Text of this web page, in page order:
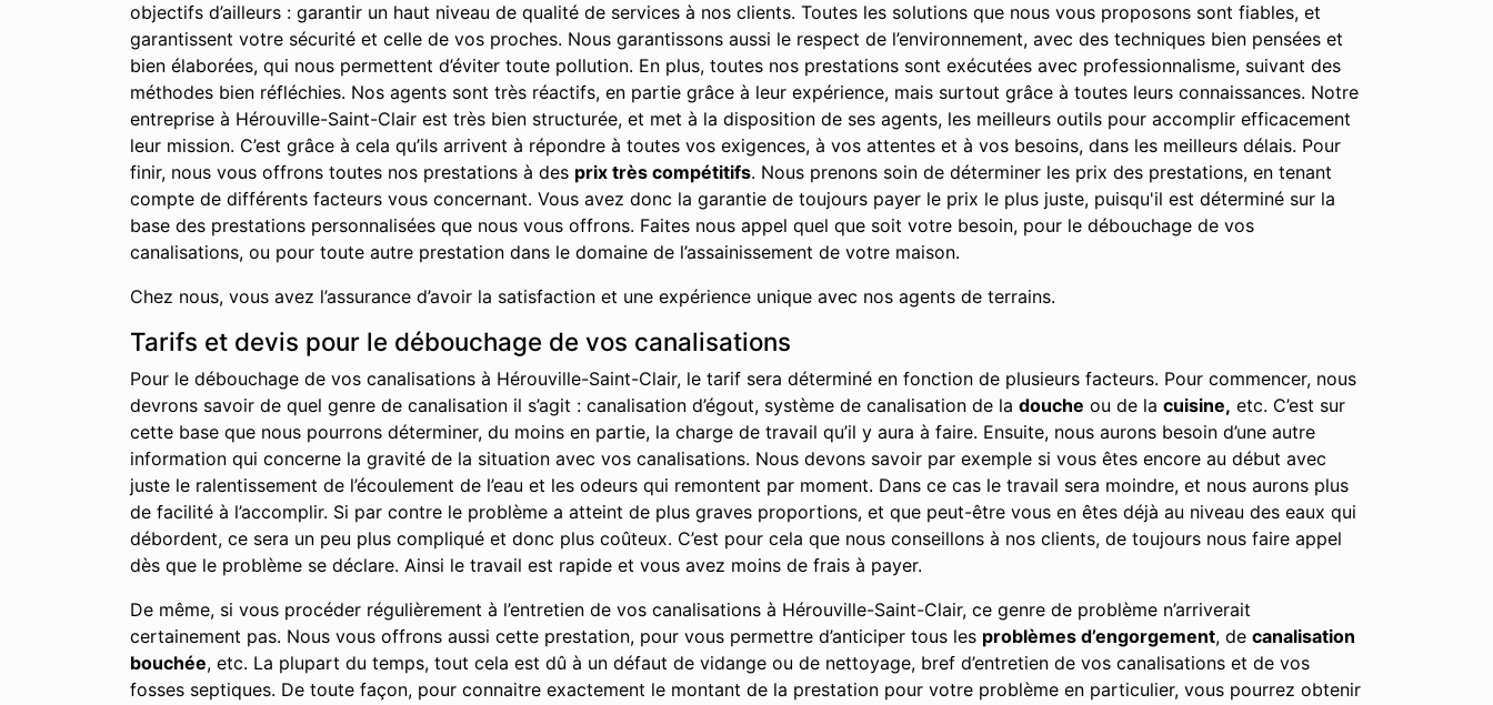
objectifs d’ailleurs : garantir un haut niveau de qualité de services à nos clients. Toutes les solutions que nous vous proposons sont fiables, et
garantissent votre sécurité et celle de vos proches. Nous garantissons aussi le respect de l’environnement, avec des techniques bien pensées et
bien élaborées, qui nous permettent d’éviter toute pollution. En plus, toutes nos prestations sont exécutées avec professionnalisme, suivant des
méthodes bien réfléchies. Nos agents sont très réactifs, en partie grâce à leur expérience, mais surtout grâce à toutes leurs connaissances. Notre
entreprise à Hérouville-Saint-Clair est très bien structurée, et met à la disposition de ses agents, les meilleurs outils pour accomplir efficacement
leur mission. C’est grâce à cela qu’ils arrivent à répondre à toutes vos exigences, à vos attentes et à vos besoins, dans les meilleurs délais. Pour
finir, nous vous offrons toutes nos prestations à des prix très compétitifs. Nous prenons soin de déterminer les prix des prestations, en tenant
compte de différents facteurs vous concernant. Vous avez donc la garantie de toujours payer le prix le plus juste, puisqu'il est déterminé sur la
base des prestations personnalisées que nous vous offrons. Faites nous appel quel que soit votre besoin, pour le débouchage de vos
canalisations, ou pour toute autre prestation dans le domaine de l’assainissement de votre maison.
Chez nous, vous avez l’assurance d’avoir la satisfaction et une expérience unique avec nos agents de terrains.
Tarifs et devis pour le débouchage de vos canalisations
Pour le débouchage de vos canalisations à Hérouville-Saint-Clair, le tarif sera déterminé en fonction de plusieurs facteurs. Pour commencer, nous
devrons savoir de quel genre de canalisation il s’agit : canalisation d’égout, système de canalisation de la douche ou de la cuisine, etc. C’est sur
cette base que nous pourrons déterminer, du moins en partie, la charge de travail qu’il y aura à faire. Ensuite, nous aurons besoin d’une autre
information qui concerne la gravité de la situation avec vos canalisations. Nous devons savoir par exemple si vous êtes encore au début avec
juste le ralentissement de l’écoulement de l’eau et les odeurs qui remontent par moment. Dans ce cas le travail sera moindre, et nous aurons plus
de facilité à l’accomplir. Si par contre le problème a atteint de plus graves proportions, et que peut-être vous en êtes déjà au niveau des eaux qui
débordent, ce sera un peu plus compliqué et donc plus coûteux. C’est pour cela que nous conseillons à nos clients, de toujours nous faire appel
dès que le problème se déclare. Ainsi le travail est rapide et vous avez moins de frais à payer.
De même, si vous procéder régulièrement à l’entretien de vos canalisations à Hérouville-Saint-Clair, ce genre de problème n’arriverait
certainement pas. Nous vous offrons aussi cette prestation, pour vous permettre d’anticiper tous les problèmes d’engorgement, de canalisation
bouchée, etc. La plupart du temps, tout cela est dû à un défaut de vidange ou de nettoyage, bref d’entretien de vos canalisations et de vos
fosses septiques. De toute façon, pour connaitre exactement le montant de la prestation pour votre problème en particulier, vous pourrez obtenir